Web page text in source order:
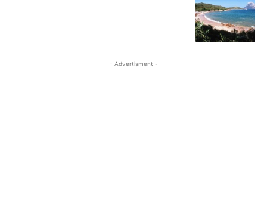
- Advertisment -